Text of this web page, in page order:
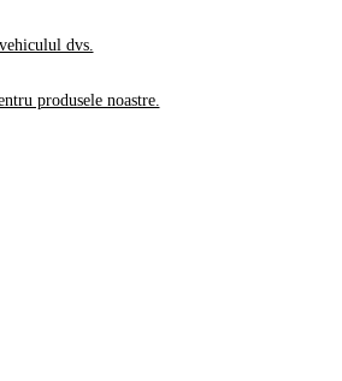
dvs.
produsele noastre.